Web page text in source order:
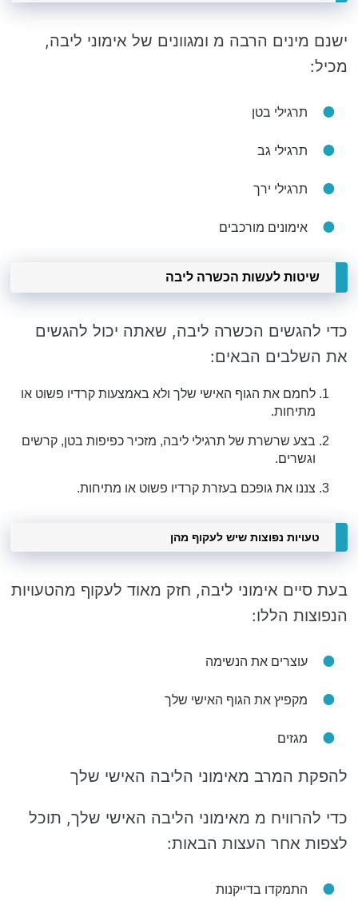
ישנם מינים הרבה מ ומגוונים של אימוני ליבה,
מכיל:
תרגילי בטן
תרגילי גב
תרגילי ירך
אימונים מורכבים
שיטות לעשות הכשרה ליבה
כדי להגשים הכשרה ליבה, שאתה יכול להגשים
את השלבים הבאים:
לחמם את הגוף האישי שלך ולא באמצעות קרדיו פשוט או
מתיחות.
בצע שרשרת של תרגילי ליבה, מזכיר כפיפות בטן, קרשים
וגשרים.
צננו את גופכם בעזרת קרדיו פשוט או מתיחות.
טעויות נפוצות שיש לעקוף מהן
בעת סיים אימוני ליבה, חזק מאוד לעקוף מהטעויות
הנפוצות הללו:
עוצרים את הנשימה
מקפיץ את הגוף האישי שלך
מגזים
להפקת המרב מאימוני הליבה האישי שלך
כדי להרוויח מ מאימוני הליבה האישי שלך, תוכל
לצפות אחר העצות הבאות:
התמקדו בדייקנות